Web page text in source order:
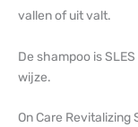
vallen of uit valt.
De shampoo is
wijze.
On Care